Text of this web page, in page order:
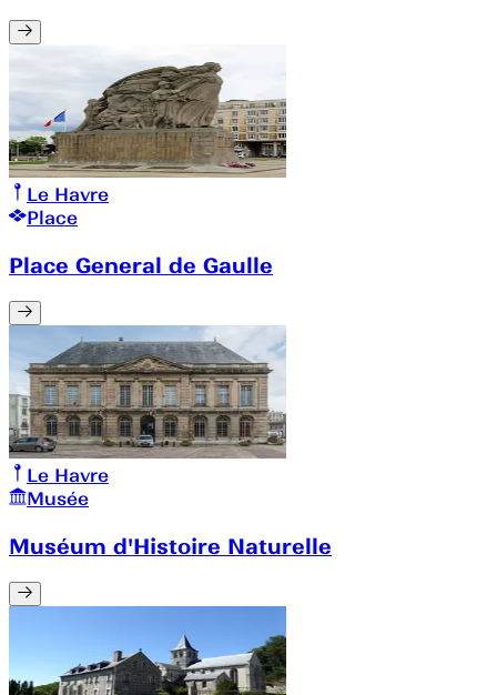
Le Havre
Place
Place General de Gaulle
Le Havre
Musée
Muséum d'Histoire Naturelle